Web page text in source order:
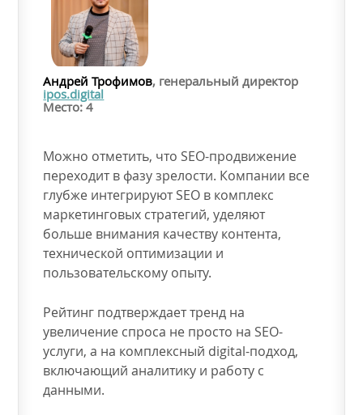
Андрей Трофимов, генеральный директор
ipos.digital
Место: 4
Можно отметить, что SEO-продвижение
переходит в фазу зрелости. Компании все
глубже интегрируют SEO в комплекс
маркетинговых стратегий, уделяют
больше внимания качеству контента,
технической оптимизации и
пользовательскому опыту.
Рейтинг подтверждает тренд на
увеличение спроса не просто на SEO-
услуги, а на комплексный digital-подход,
включающий аналитику и работу с
данными.